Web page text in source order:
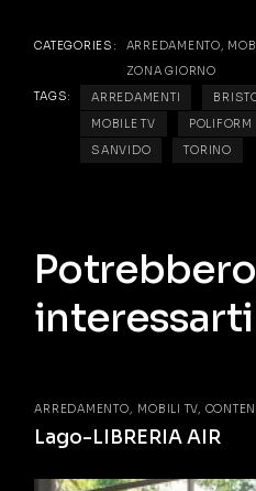
CATEGORIES: ARREDAMENTO,
ZONA GIORNO
TAGS:
ARREDAMENTI
MOBILE TV
POLIFORM
SANVIDO
TORINO
Potrebbero
ARREDAMENTO MOBILI TV,
Lago-LIBRERIA AIR